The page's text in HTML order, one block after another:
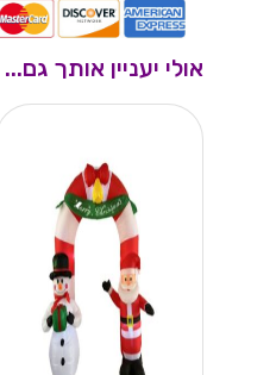
אולי יעניין אותך גם...